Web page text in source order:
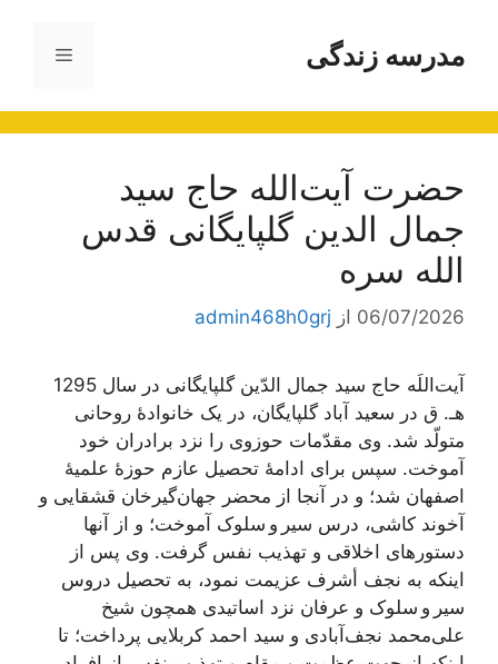
محتوامدرسه زندگی فهرست
حضرت آيت‌الله حاج سید
جمال الدین گلپایگانی قدس
الله سره
06/07/2026 از admin468h0grj
آیت‌اللَه حاج سید جمال الدّین گلپایگانی در سال 1295
ه‍ـ. ق در سعید آباد گلپایگان، در یک خانوادۀ روحانی
متولّد شد. وی مقدّمات حوزوی را نزد برادران خود
آموخت. سپس برای ادامۀ تحصیل عازم حوزۀ علمیۀ
اصفهان شد؛ و در آنجا از محضر جهان‌گیرخان قشقایی و
آخوند کاشی، درس سیر و سلوک آموخت؛ و از آنها
دستورهای اخلاقی و تهذیب نفس گرفت. وی پس از
اینکه به نجف أشرف عزیمت نمود، به تحصیل دروس
سیر و سلوک و عرفان نزد اساتیدی همچون شیخ
علی‌محمد نجف‌آبادی و سید احمد کربلایی پرداخت؛ تا